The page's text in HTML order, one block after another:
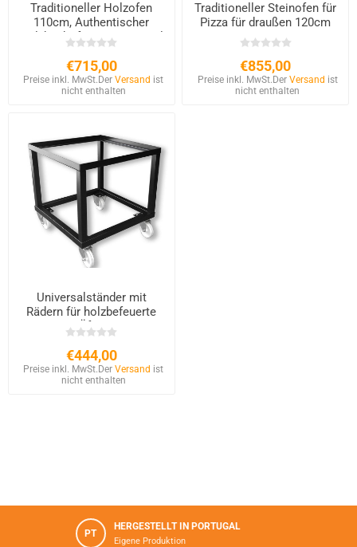
Traditioneller Holzofen
110cm, Authentischer
Holzbackofen aus Portugal
€715,00
Preise inkl. MwSt. DerVersand ist
nicht enthalten
Traditioneller Steinofen für
Pizza für draußen 120cm
€855,00
Preise inkl. MwSt. Der Versand ist
nicht enthalten
Universalständer mit
Rädern für holzbefeuerte
Öfen
€444,00
Preise inkl. MwSt. DerVersand ist
nicht enthalten
PT
HERGESTELLT IN PORTUGAL
Eigene Produktion